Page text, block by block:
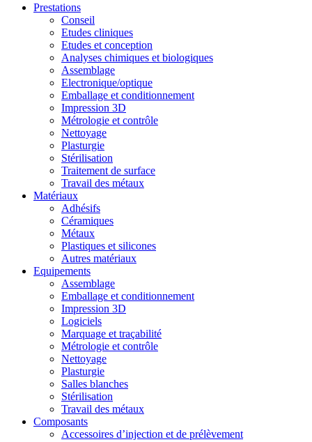
Prestations
Conseil
Etudes cliniques
Etudes et conception
Analyses chimiques et biologiques
Assemblage
Electronique/optique
Emballage et conditionnement
Impression 3D
Métrologie et contrôle
Nettoyage
Plasturgie
Stérilisation
Traitement de surface
Travail des métaux
Matériaux
Adhésifs
Céramiques
Métaux
Plastiques et silicones
Autres matériaux
Equipements
Assemblage
Emballage et conditionnement
Impression 3D
Logiciels
Marquage et traçabilité
Métrologie et contrôle
Nettoyage
Plasturgie
Salles blanches
Stérilisation
Travail des métaux
Composants
Accessoires d’injection et de prélèvement